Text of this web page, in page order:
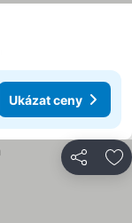
Ukázat ceny
Sdílet